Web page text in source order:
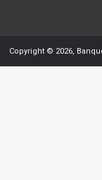
Copyright © 2026,